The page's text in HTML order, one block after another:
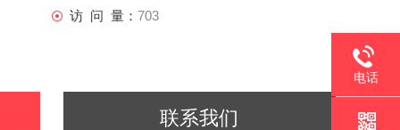
访 问 量： 703
联系我们
电话